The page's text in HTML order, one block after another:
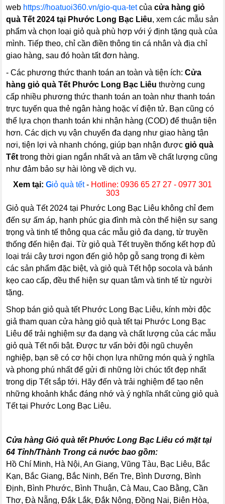
web https://hoatuoi360.vn/gio-qua-tetcủa cửa hàng giỏ
quà Tết 2024 tại Phước Long Bạc Liêu, xem các mẫu sản
phẩm và chọn loại giỏ quà phù hợp với ý định tặng quà của
mình. Tiếp theo, chỉ cần điền thông tin cá nhân và địa chỉ
giao hàng, sau đó hoàn tất đơn hàng.
- Các phương thức thanh toán an toàn và tiện ích: Cửa
hàng giỏ quà Tết Phước Long Bạc Liêu thường cung
cấp nhiều phương thức thanh toán an toàn như thanh toán
trực tuyến qua thẻ ngân hàng hoặc ví điện tử. Bạn cũng có
thể lựa chọn thanh toán khi nhận hàng (COD) để thuận tiện
hơn. Các dịch vụ vận chuyển đa dạng như giao hàng tận
nơi, tiện lợi và nhanh chóng, giúp bạn nhận đượcgiỏ quà
Tết trong thời gian ngắn nhất và an tâm về chất lượng cũng
như đảm bảo sự hài lòng về dịch vụ.
Xem tại: Giỏ quà tết- Hotline: 0936 65 27 27 - 0977 301
303
Giỏ quà Tết 2024 tại Phước Long Bạc Liêu không chỉ đem
đến sự ấm áp, hạnh phúc gia đình mà còn thể hiện sự sang
trọng và tinh tế thông qua các mẫu giỏ đa dạng, từ truyền
thống đến hiện đại. Từ giỏ quà Tết truyền thống kết hợp đủ
loại trái cây tươi ngon đến giỏ hộp gỗ sang trọng đi kèm
các sản phẩm đặc biệt, và giỏ quà Tết hộp socola và bánh
kẹo cao cấp, đều thể hiện sự quan tâm và tinh tế từ người
tặng.
Shop bán giỏ quà tết Phước Long Bạc Liêu, kính mời độc
giả tham quan cửa hàng giỏ quà tết tại Phước Long Bạc
Liêu để trải nghiệm sự đa dạng và chất lượng của các mẫu
giỏ quà Tết nổi bật. Được tư vấn bởi đội ngũ chuyên
nghiệp, bạn sẽ có cơ hội chọn lựa những món quà ý nghĩa
và phong phú nhất để gửi đi những lời chúc tốt đẹp nhất
trong dịp Tết sắp tới. Hãy đến và trải nghiệm để tạo nên
những khoảnh khắc đáng nhớ và ý nghĩa nhất cùng giỏ quà
Tết tại Phước Long Bạc Liêu.
Cửa hàng Giỏ quà tết Phước Long Bạc Liêu có mặt tại
64 Tỉnh/Thành Trong cả nước bao gồm:
Hồ Chí Minh, Hà Nội, An Giang, Vũng Tàu, Bạc Liêu, Bắc
Kạn, Bắc Giang, Bắc Ninh, Bến Tre, Bình Dương, Bình
Định, Bình Phước, Bình Thuận, Cà Mau, Cao Bằng, Cần
Thơ, Đà Nẵng, Đắk Lắk, Đắk Nông, Đồng Nai, Biên Hòa,